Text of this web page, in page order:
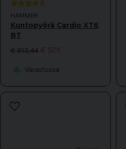
HAMMER
Kuntopyörä Cardio XT6
BT
€ 612,44 € 501
Varastossa